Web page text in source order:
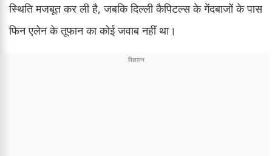
स्थिति मजबूत कर ली है, जबकि दिल्ली कैपिटल्स के गेंदबाजों के पास
फिन एलेन के तूफान का कोई जवाब नहीं था।